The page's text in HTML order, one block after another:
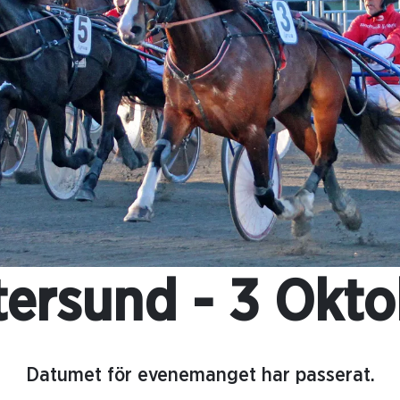
- 3
Datumet för evenemanget har passerat.